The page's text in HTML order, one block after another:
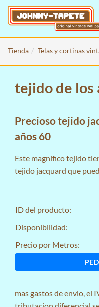
Tienda Telas y cortinas
tejido de los
Precioso tejido
años 60
Este magnífico tejido
tejido jacquard que
ID del producto:
Disponibilidad:
Precio por Metros:
masgastos de envio, el